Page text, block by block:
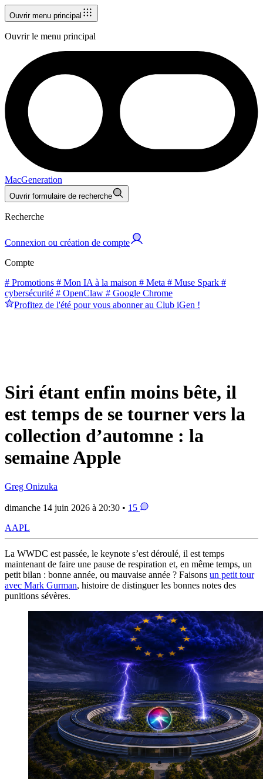
Ouvrir menu principal
Ouvrir le menu principal
MacGeneration
Ouvrir formulaire de recherche
Recherche
Connexion ou création de compte
Compte
# Promotions # Mon IA à la maison # Meta # Muse Spark #
cybersécurité # OpenClaw # Google Chrome
Profitez de l'été pour vous abonner au Club iGen !
Siri étant enfin moins bête, il
est temps de se tourner vers la
collection d’automne : la
semaine Apple
Greg Onizuka
dimanche 14 juin 2026 à 20:30 • 15
AAPL
La WWDC est passée, le keynote s’est déroulé, il est temps
maintenant de faire une pause de respiration et, en même temps, un
petit bilan : bonne année, ou mauvaise année ? Faisons un petit tour
avec Mark Gurman, histoire de distinguer les bonnes notes des
punitions sévères.